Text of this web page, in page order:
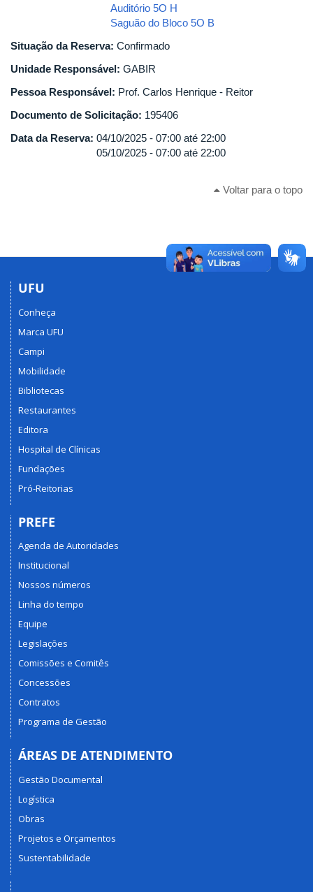
Auditório 5O H
Saguão do Bloco 5O B
Situação da Reserva: Confirmado
Unidade Responsável: GABIR
Pessoa Responsável: Prof. Carlos Henrique - Reitor
Documento de Solicitação: 195406
Data da Reserva: 04/10/2025 - 07:00 até 22:00
05/10/2025 - 07:00 até 22:00
Voltar para o topo
UFU
Conheça
Marca UFU
Campi
Mobilidade
Bibliotecas
Restaurantes
Editora
Hospital de Clínicas
Fundações
Pró-Reitorias
PREFE
Agenda de Autoridades
Institucional
Nossos números
Linha do tempo
Equipe
Legislações
Comissões e Comitês
Concessões
Contratos
Programa de Gestão
ÁREAS DE ATENDIMENTO
Gestão Documental
Logística
Obras
Projetos e Orçamentos
Sustentabilidade